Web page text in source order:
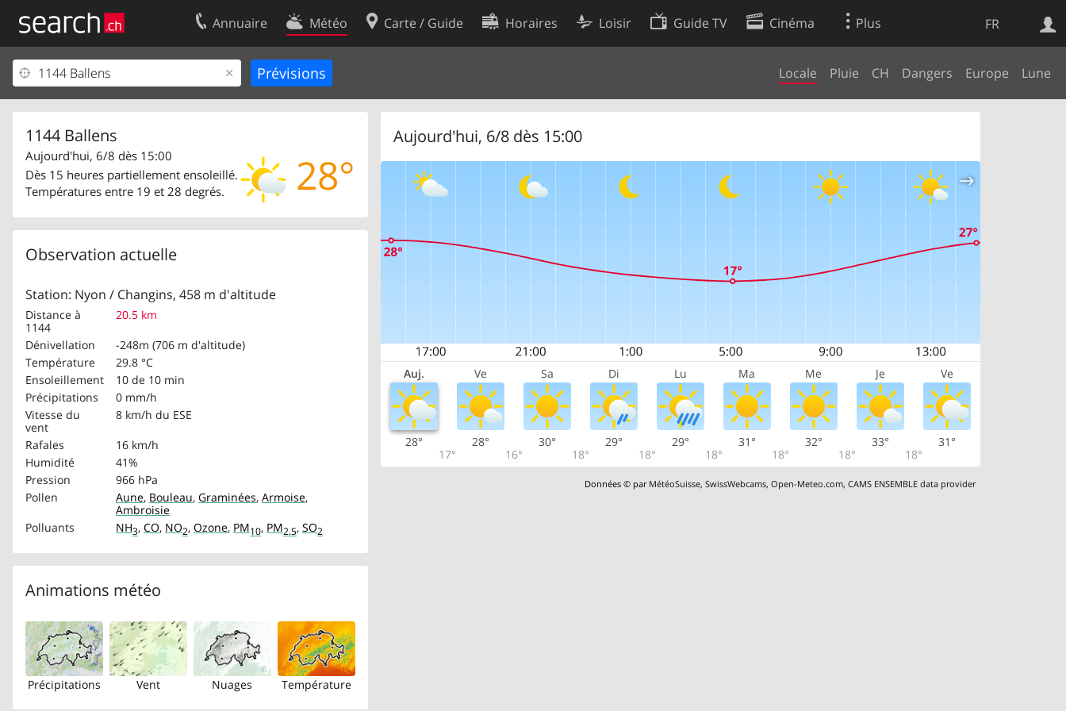
FR
Annuaire Météo Carte / Guide Horaires Loisir Guide TV Cinéma Plus
Locale Pluie CH Dangers Europe Lune
1144 Ballens
28°
Aujourd'hui, 6/8 dès 15:00
Dès 15 heures partiellement ensoleillé.
Températures entre 19 et 28 degrés.
Observation actuelle
Station: Nyon / Changins, 458 m d'altitude
Distance à
1144
20.5 km
Dénivellation
-248m (706 m d'altitude)
Température
29.8 °C
Ensoleillement
10 de 10 min
Précipitations
0 mm/h
Vitesse du
vent
8 km/h du ESE
Rafales
16 km/h
Humidité
41%
Pression
966 hPa
Pollen
Aune, Bouleau, Graminées, Armoise,
Ambroisie
Polluants
NH3, CO, NO2, Ozone, PM10, PM2.5, SO2
Animations météo
Précipitations Vent Nuages Température
Aujourd'hui, 6/8 dès 15:00
Auj. Ve Sa Di Lu Ma Me Je Ve
28°
17°
28°
16°
30°
18°
29°
18°
29°
18°
31°
18°
32°
18°
33°
18°
31°
Données © par MétéoSuisse,SwissWebcams,Open-Meteo.com,CAMS ENSEMBLE data provider
Web
Votre inscription
Centre clients
Mentions Légales
Contact
Conditions d’utilisation
Préférences de cookies